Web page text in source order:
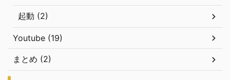
起動 (2)
Youtube (19)
まとめ (2)